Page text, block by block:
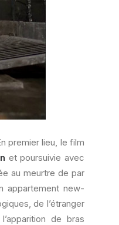
premier lieu, le film
et poursuivie avec
au meurtre de par
appartement new-
de l’étranger
de bras